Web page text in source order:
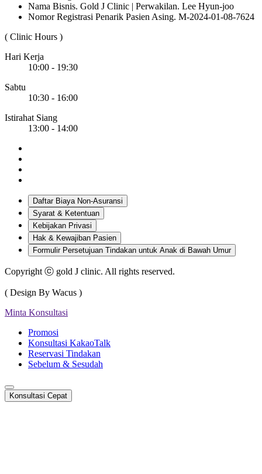
Nama Bisnis. Gold J Clinic | Perwakilan. Lee Hyun-joo
Nomor Registrasi Penarik Pasien Asing. M-2024-01-08-7624
( Clinic Hours )
Hari Kerja
10:00 - 19:30
Sabtu
10:30 - 16:00
Istirahat Siang
13:00 - 14:00
Daftar Biaya Non-Asuransi
Syarat & Ketentuan
Kebijakan Privasi
Hak & Kewajiban Pasien
Formulir Persetujuan Tindakan untuk Anak di Bawah Umur
Copyright ⓒ gold J clinic. All rights reserved.
( Design By Wacus )
Minta Konsultasi
Promosi
Konsultasi KakaoTalk
Reservasi Tindakan
Sebelum & Sesudah
Konsultasi Cepat